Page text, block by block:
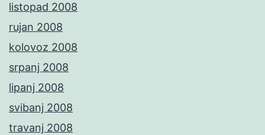
listopad 2008
rujan 2008
kolovoz 2008
srpanj 2008
lipanj 2008
svibanj 2008
travanj 2008